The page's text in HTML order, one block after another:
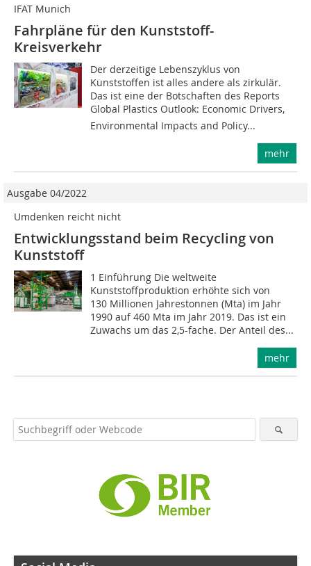
IFAT Munich
Fahrpläne für den Kunststoff-
Kreisverkehr
Der derzeitige Lebenszyklus von
Kunststoffen ist alles andere als zirkulär.
Das ist eine der Botschaften des Reports
Global Plastics Outlook: Economic Drivers,
Environmental Impacts and Policy...
mehr
Ausgabe 04/2022
Umdenken reicht nicht
Entwicklungsstand beim Recycling von
Kunststoff
1 Einführung Die weltweite
Kunststoffproduktion erhöhte sich von
130 Millionen Jahrestonnen (Mta) im Jahr
1990 auf 460 Mta im Jahr 2019. Das ist ein
Zuwachs um das 2,5-fache. Der Anteil des...
mehr